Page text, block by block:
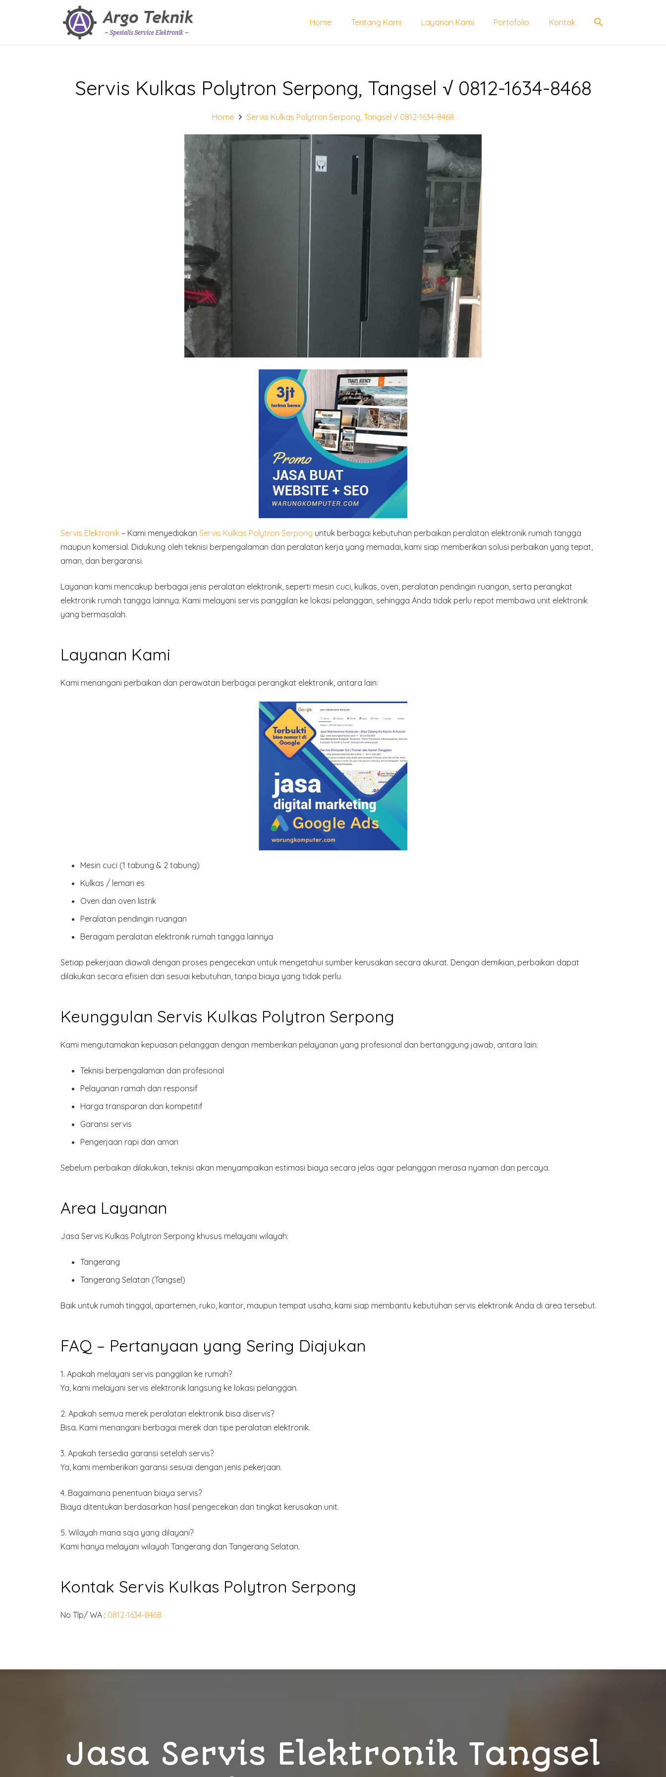
Home Tentang Kami Layanan Kami Portofolio Kontak search
Servis Kulkas Polytron Serpong, Tangsel √ 0812-1634-8468
Home Servis Kulkas Polytron Serpong, Tangsel √ 0812-1634-8468
Servis Elektronik – Kami menyediakan Servis Kulkas Polytron Serpong untuk berbagai kebutuhan perbaikan peralatan elektronik rumah tangga
maupun komersial. Didukung oleh teknisi berpengalaman dan peralatan kerja yang memadai, kami siap memberikan solusi perbaikan yang tepat,
aman, dan bergaransi.
Layanan kami mencakup berbagai jenis peralatan elektronik, seperti mesin cuci, kulkas, oven, peralatan pendingin ruangan, serta perangkat
elektronik rumah tangga lainnya. Kami melayani servis panggilan ke lokasi pelanggan, sehingga Anda tidak perlu repot membawa unit elektronik
yang bermasalah.
Layanan Kami
Kami menangani perbaikan dan perawatan berbagai perangkat elektronik, antara lain:
Mesin cuci (1 tabung & 2 tabung)
Kulkas / lemari es
Oven dan oven listrik
Peralatan pendingin ruangan
Beragam peralatan elektronik rumah tangga lainnya
Setiap pekerjaan diawali dengan proses pengecekan untuk mengetahui sumber kerusakan secara akurat. Dengan demikian, perbaikan dapat
dilakukan secara efisien dan sesuai kebutuhan, tanpa biaya yang tidak perlu.
Keunggulan Servis Kulkas Polytron Serpong
Kami mengutamakan kepuasan pelanggan dengan memberikan pelayanan yang profesional dan bertanggung jawab, antara lain:
Teknisi berpengalaman dan profesional
Pelayanan ramah dan responsif
Harga transparan dan kompetitif
Garansi servis
Pengerjaan rapi dan aman
Sebelum perbaikan dilakukan, teknisi akan menyampaikan estimasi biaya secara jelas agar pelanggan merasa nyaman dan percaya.
Area Layanan
Jasa Servis Kulkas Polytron Serpong khusus melayani wilayah:
Tangerang
Tangerang Selatan (Tangsel)
Baik untuk rumah tinggal, apartemen, ruko, kantor, maupun tempat usaha, kami siap membantu kebutuhan servis elektronik Anda di area tersebut.
FAQ – Pertanyaan yang Sering Diajukan
1. Apakah melayani servis panggilan ke rumah?
Ya, kami melayani servis elektronik langsung ke lokasi pelanggan.
2. Apakah semua merek peralatan elektronik bisa diservis?
Bisa. Kami menangani berbagai merek dan tipe peralatan elektronik.
3. Apakah tersedia garansi setelah servis?
Ya, kami memberikan garansi sesuai dengan jenis pekerjaan.
4. Bagaimana penentuan biaya servis?
Biaya ditentukan berdasarkan hasil pengecekan dan tingkat kerusakan unit.
5. Wilayah mana saja yang dilayani?
Kami hanya melayani wilayah Tangerang dan Tangerang Selatan.
Kontak Servis Kulkas Polytron Serpong
No Tlp/ WA : 0812-1634-8468
Jasa Servis Elektronik Tangsel